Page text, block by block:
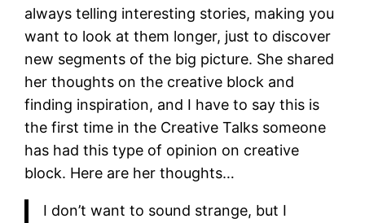
always telling interesting stories, making you
want to look at them longer, just to discover
new segments of the big picture. She shared
her thoughts on the creative block and
finding inspiration, and I have to say this is
the first time in the Creative Talks someone
has had this type of opinion on creative
block. Here are her thoughts…
I don’t want to sound strange, but I